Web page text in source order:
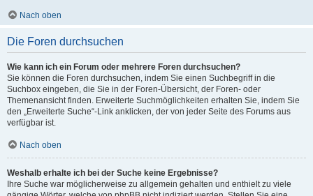
Nach oben
Die Foren durchsuchen
Wie kann ich ein Forum oder mehrere Foren durchsuchen?
Sie können die Foren durchsuchen, indem Sie einen Suchbegriff in die
Suchbox eingeben, die Sie in der Foren-Übersicht, der Foren- oder
Themenansicht finden. Erweiterte Suchmöglichkeiten erhalten Sie, indem Sie
den „Erweiterte Suche“-Link anklicken, der von jeder Seite des Forums aus
verfügbar ist.
Nach oben
Weshalb erhalte ich bei der Suche keine Ergebnisse?
Ihre Suche war möglicherweise zu allgemein gehalten und enthielt zu viele